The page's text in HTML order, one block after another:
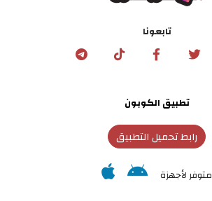
تابعونا
تطبيق الكوبون
رابط تحميل التطبيق
متوفر لأجهزة